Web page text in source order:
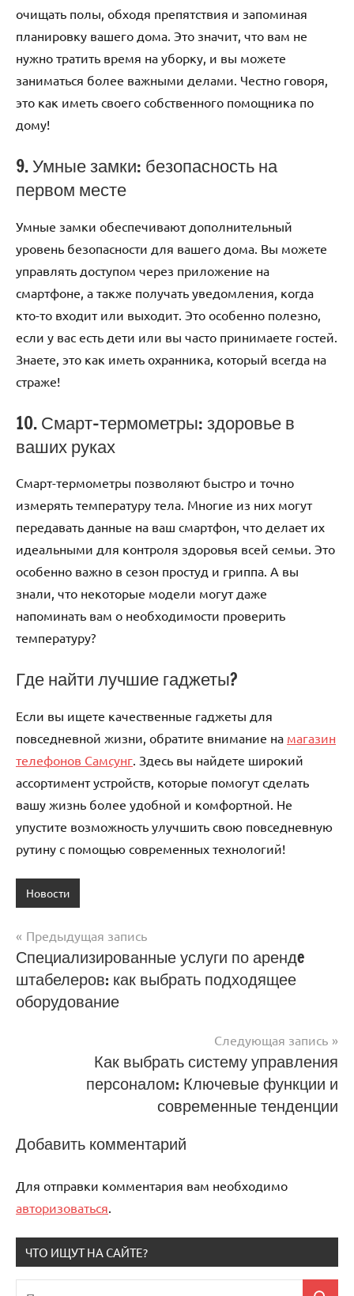
очищать полы, обходя препятствия и запоминая
планировку вашего дома. Это значит, что вам не
нужно тратить время на уборку, и вы можете
заниматься более важными делами. Честно говоря,
это как иметь своего собственного помощника по
дому!
9. Умные замки: безопасность на
первом месте
Умные замки обеспечивают дополнительный
уровень безопасности для вашего дома. Вы можете
управлять доступом через приложение на
смартфоне, а также получать уведомления, когда
кто-то входит или выходит. Это особенно полезно,
если у вас есть дети или вы часто принимаете гостей.
Знаете, это как иметь охранника, который всегда на
страже!
10. Смарт-термометры: здоровье в
ваших руках
Смарт-термометры позволяют быстро и точно
измерять температуру тела. Многие из них могут
передавать данные на ваш смартфон, что делает их
идеальными для контроля здоровья всей семьи. Это
особенно важно в сезон простуд и гриппа. А вы
знали, что некоторые модели могут даже
напоминать вам о необходимости проверить
температуру?
Где найти лучшие гаджеты?
Если вы ищете качественные гаджеты для
повседневной жизни, обратите внимание на магазин
телефонов Самсунг . Здесь вы найдете широкий
ассортимент устройств, которые помогут сделать
вашу жизнь более удобной и комфортной. Не
упустите возможность улучшить свою повседневную
рутину с помощью современных технологий!
Новости
Навигация
по
записям
Предыдущая запись
Специализированные услуги по арендe
штабелеров: как выбрать подходящее
оборудование
Следующая запись
Как выбрать систему управления
персоналом: Ключевые функции и
современные тенденции
Добавить комментарий
Для отправки комментария вам необходимо
авторизоваться
ЧТО ИЩУТ НА САЙТЕ?